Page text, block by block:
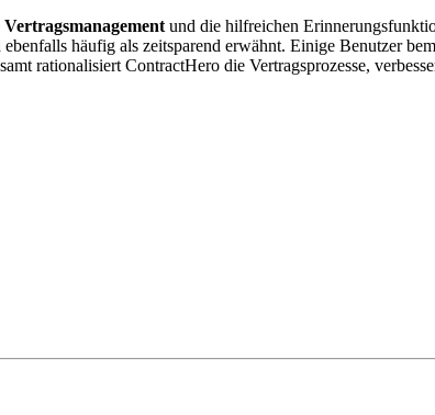
Vertragsmanagement und die hilfreichen
häufig als zeitsparend erwähnt. Einige Benutzer
rationalisiert ContractHero die Vertragsprozesse,